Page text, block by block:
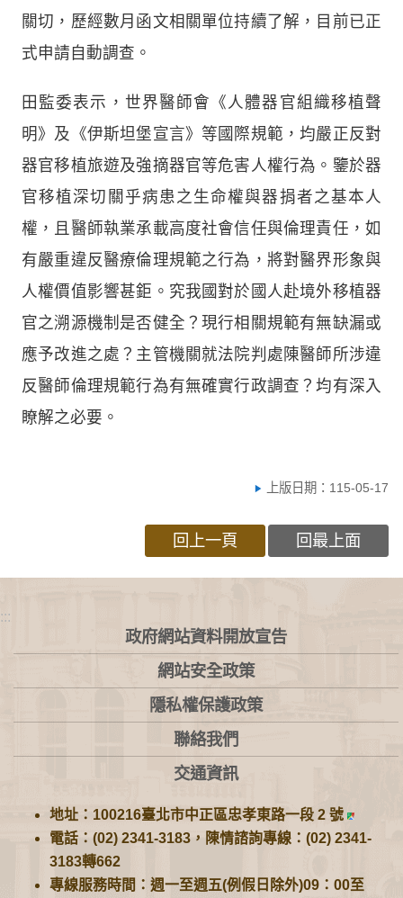
關切，歷經數月函文相關單位持續了解，目前已正
式申請自動調查。
田監委表示，世界醫師會《人體器官組織移植聲
明》及《伊斯坦堡宣言》等國際規範，均嚴正反對
器官移植旅遊及強摘器官等危害人權行為。鑒於器
官移植深切關乎病患之生命權與器捐者之基本人
權，且醫師執業承載高度社會信任與倫理責任，如
有嚴重違反醫療倫理規範之行為，將對醫界形象與
人權價值影響甚鉅。究我國對於國人赴境外移植器
官之溯源機制是否健全？現行相關規範有無缺漏或
應予改進之處？主管機關就法院判處陳醫師所涉違
反醫師倫理規範行為有無確實行政調查？均有深入
瞭解之必要。
上版日期：115-05-17
回上一頁 回最上面
:::
政府網站資料開放宣告
網站安全政策
隱私權保護政策
聯絡我們
交通資訊
地址：100216臺北市中正區忠孝東路一段 2 號
電話：(02) 2341-3183，陳情諮詢專線：(02) 2341-
3183轉662
專線服務時間：週一至週五(例假日除外)09：00至